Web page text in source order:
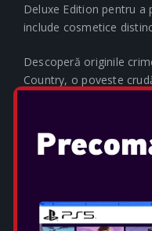
Deluxe Edition pentru a
include cosmetice
Descoperă originile
Country, o poveste
valoarea Cosa Nostra
aventură la persoana
Enzo va face orice
copilărie brutală de